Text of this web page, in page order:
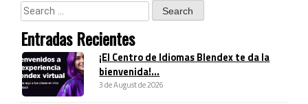
Entradas Recientes
¡El Centro de Idiomas Blendex te da la
bienvenida!...
3 de August de 2026